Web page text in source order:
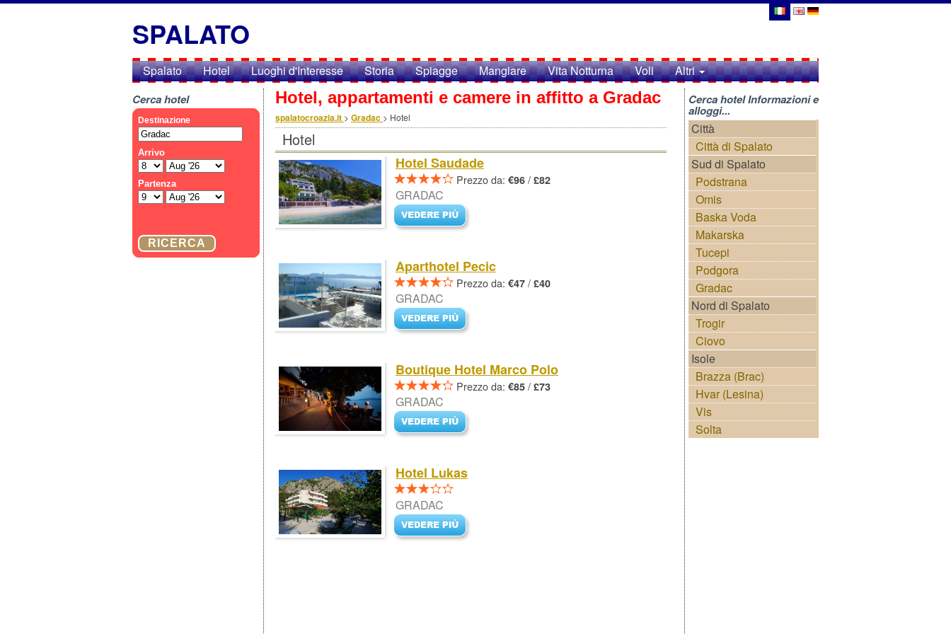
SPALATO
Spalato Hotel Luoghi d'Interesse Storia Spiagge Mangiare Vita Notturna Voli Altri
Cerca hotel Hotel, appartamenti e camere in affitto a Gradac
spalatocroazia.it > Gradac > Hotel
Hotel
Hotel Saudade
Prezzo da: €96 / £82
GRADAC
Aparthotel Pecic
Prezzo da: €47 / £40
GRADAC
Boutique Hotel Marco Polo
Prezzo da: €85 / £73
GRADAC
Hotel Lukas
GRADAC
Cerca hotel Informazioni e
alloggi...
Città
Città di Spalato
Sud di Spalato
Podstrana
Omis
Baska Voda
Makarska
Tucepi
Podgora
Gradac
Nord di Spalato
Trogir
Ciovo
Isole
Brazza (Brac)
Hvar (Lesina)
Vis
Solta